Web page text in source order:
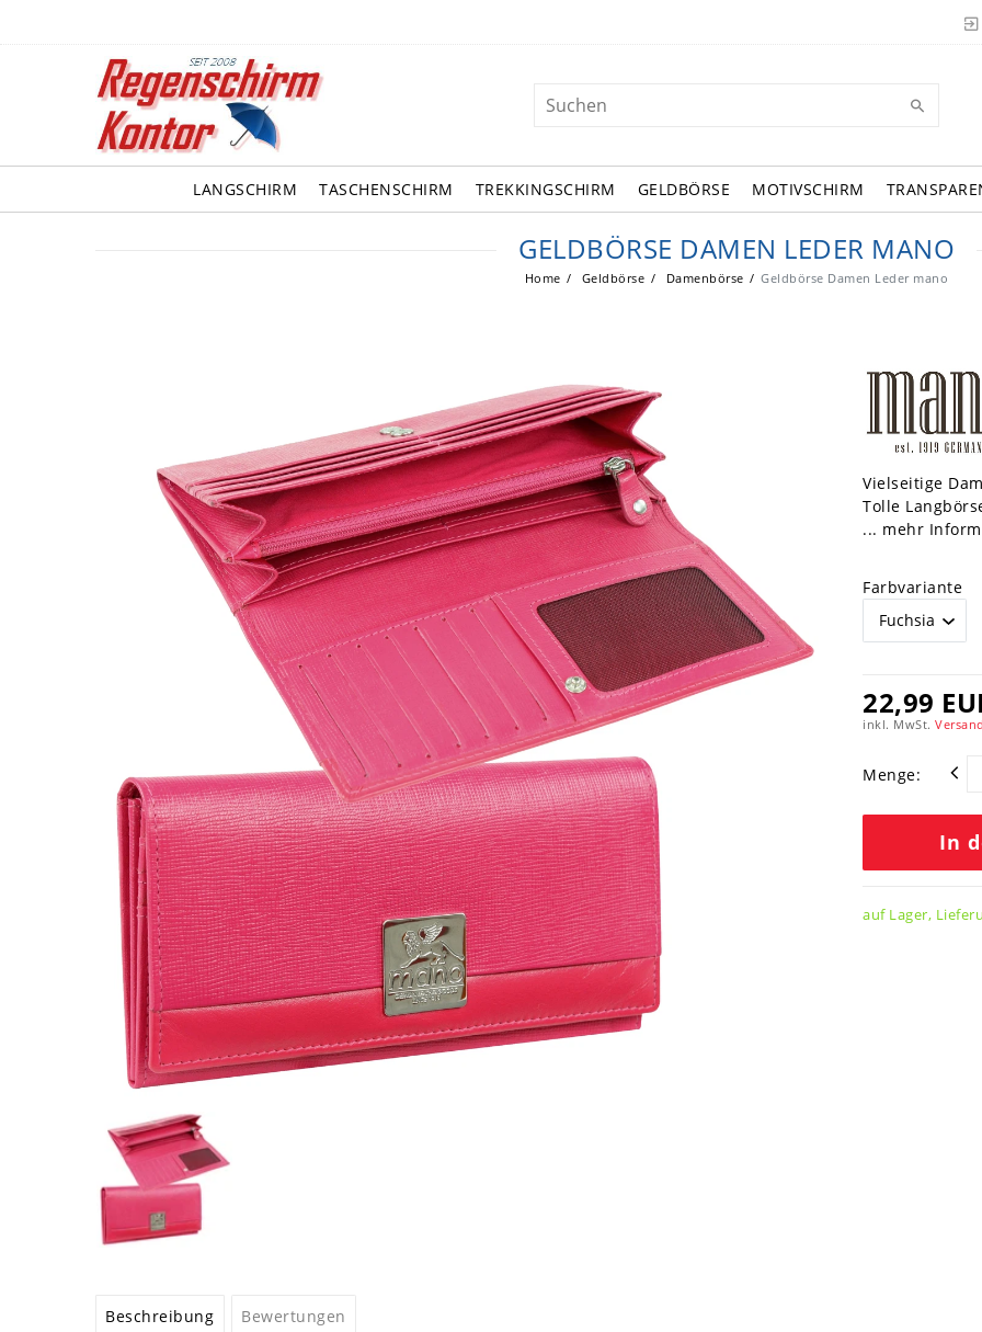
LANGSCHIRM TASCHENSCHIRM TREKKINGSCHIRM GELDBÖRSE MOTIVSCHIRM
GELDBÖRSE DAMEN LEDER MANO
Home Geldbörse Damenbörse Geldbörse Damen Leder mano
Vielseitige
Tolle
... mehr
Farbvariante
22,99
inkl. MwSt.
Menge:
In
auf Lager,
Beschreibung Bewertungen